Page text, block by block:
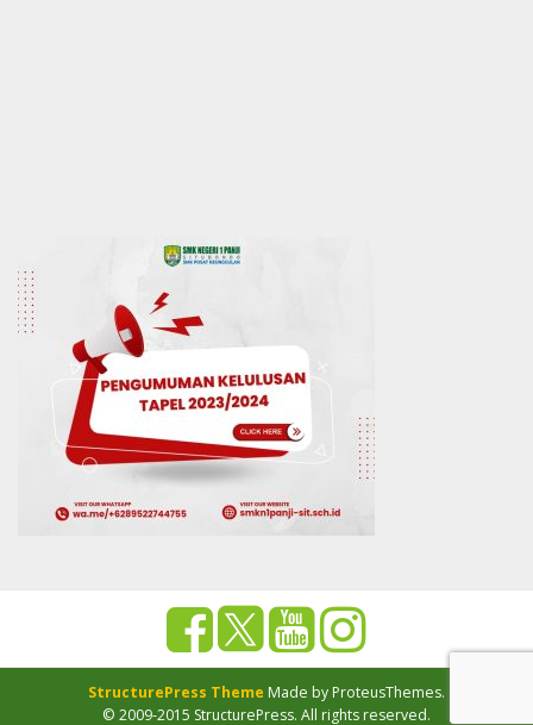
StructurePress Theme Made by ProteusThemes.
© 2009-2015 StructurePress. All rights reserved.